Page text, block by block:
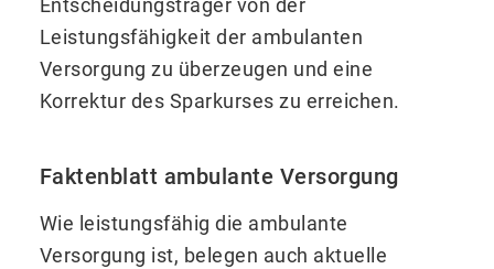
Entscheidungsträger von der
Leistungsfähigkeit der ambulanten
Versorgung zu überzeugen und eine
Korrektur des Sparkurses zu erreichen.
Faktenblatt ambulante Versorgung
Wie leistungsfähig die ambulante
Versorgung ist, belegen auch aktuelle